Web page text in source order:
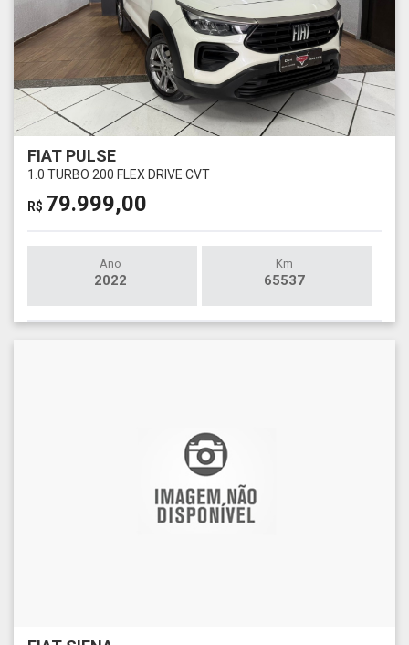
FIAT PULSE
1.0 TURBO 200 FLEX DRIVE CVT
R$ 79.999,00
Ano
2022
Km
65537